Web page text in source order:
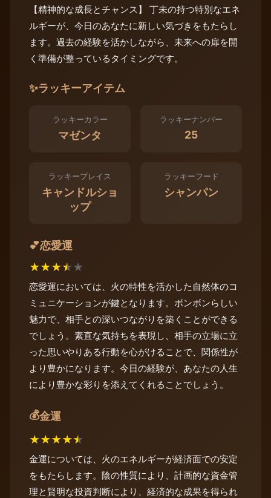
【精神的な成長とチャンス】 丁未の持つ特別なエネ
ルギーが、今日のあなたに新しい気づきをもたらし
ます。過去の経験を活かしながら、未来への扉を開
く準備が整っているタイミングです。
✨ラッキーアイテム
ラッキーカラー
マゼンタ
ラッキーナンバー
25
ラッキープレイス
キャンドルショ
ップ
ラッキーフード
シャンパン
💕恋愛運
★★★★★
恋愛運においては、火の特性を活かした自然体のコ
ミュニケーションが鍵となります。ボンボンらしい
魅力で、相手との深いつながりを築くことができる
でしょう。素直な気持ちを表現し、相手の立場に立
った思いやりある行動を心がけることで、関係性が
より豊かになります。今日の経験が、あなたの人生
により豊かな彩りを添えてくれることでしょう。
💰金運
★★★★★
金運については、火のエネルギーが経済面での安定
をもたらします。陰の性質により、計画的な資金管
理と賢明な投資判断により、経済的な成果を得られ